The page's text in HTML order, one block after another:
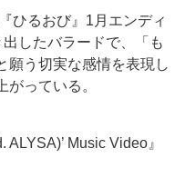
ひるおび』1月エンディ
出したバラードで、「も
願う切実な感情を表現し
っている。
Music Video』